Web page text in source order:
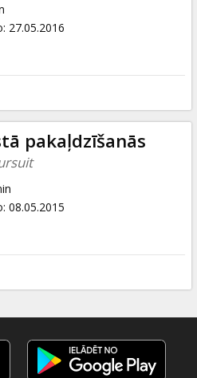
: 27.05.2016
pakaļdzīšanās
: 08.05.2015